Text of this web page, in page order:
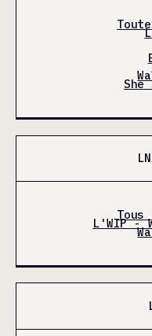
She
Tous
L'WIP -